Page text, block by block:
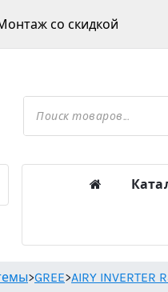
со скидкой
Поиск
товаров
>GREE>AIRY INVERTER